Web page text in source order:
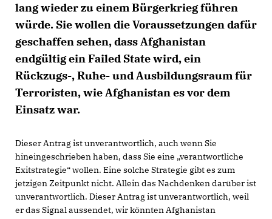
lang wieder zu einem Bürgerkrieg führen
würde. Sie wollen die Voraussetzungen dafür
geschaffen sehen, dass Afghanistan
endgültig ein Failed State wird, ein
Rückzugs-, Ruhe- und Ausbildungsraum für
Terroristen, wie Afghanistan es vor dem
Einsatz war.
Dieser Antrag ist unverantwortlich, auch wenn Sie
hineingeschrieben haben, dass Sie eine „verantwortliche
Exitstrategie“ wollen. Eine solche Strategie gibt es zum
jetzigen Zeitpunkt nicht. Allein das Nachdenken darüber ist
unverantwortlich. Dieser Antrag ist unverantwortlich, weil
er das Signal aussendet, wir könnten Afghanistan